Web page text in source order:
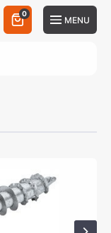
0
MENU